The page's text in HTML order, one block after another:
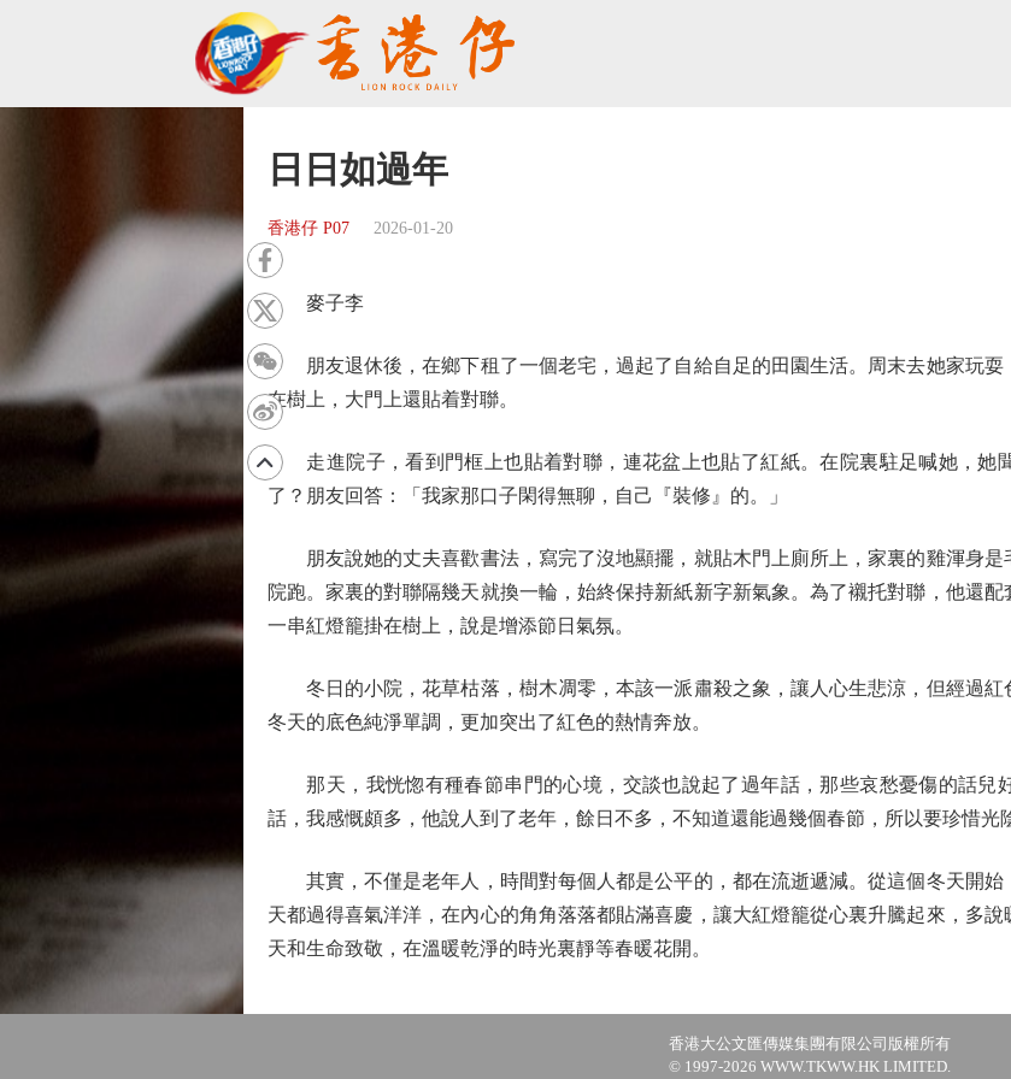
日日如過年
香港仔 P07 2026-01-20
麥子李
朋友退休後，在鄉下租了一個老宅，過起了自給自足的田園生活。周末去她家玩耍
在樹上，大門上還貼着對聯。
走進院子，看到門框上也貼着對聯，連花盆上也貼了紅紙。在院裏駐足喊她，她
了？朋友回答：「我家那口子閑得無聊，自己『裝修』的。」
朋友說她的丈夫喜歡書法，寫完了沒地顯擺，就貼木門上廁所上，家裏的雞渾身是
院跑。家裏的對聯隔幾天就換一輪，始終保持新紙新字新氣象。為了襯托對聯，他還
一串紅燈籠掛在樹上，說是增添節日氣氛。
冬日的小院，花草枯落，樹木凋零，本該一派肅殺之象，讓人心生悲涼，但經過紅
冬天的底色純淨單調，更加突出了紅色的熱情奔放。
那天，我恍惚有種春節串門的心境，交談也說起了過年話，那些哀愁憂傷的話兒
話，我感慨頗多，他說人到了老年，餘日不多，不知道還能過幾個春節，所以要珍惜光
其實，不僅是老年人，時間對每個人都是公平的，都在流逝遞減。從這個冬天開始
天都過得喜氣洋洋，在內心的角角落落都貼滿喜慶，讓大紅燈籠從心裏升騰起來，多
天和生命致敬，在溫暖乾淨的時光裏靜等春暖花開。
香港大公文匯傳媒集團有限公司版權所有
© 1997-2026 WWW.TKWW.HK LIMITED.